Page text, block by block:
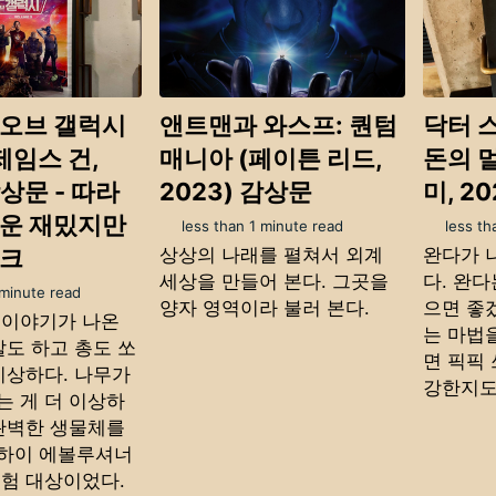
브 갤럭시
임스 건,
문 - 따라
재밌지만
read
야기가 나온
하고 총도 쏘
상하다. 나무가
게 더 이상하
한 생물체를
이 에볼루셔너
대상이었다.
앤트맨과 와스프: 퀀텀
매니아 (페이튼 리드,
2023) 감상문
less than 1 minute read
상상의 나래를 펼쳐서 외계
세상을 만들어 본다. 그곳을
양자 영역이라 불러 본다.
닥터
돈의
미,
less
완다가
다. 완다
으면 좋
는 마법
면 픽픽
강한지